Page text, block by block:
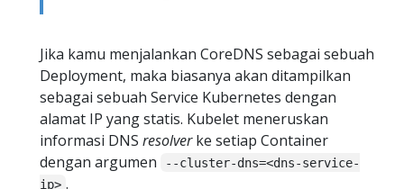
Jika kamu menjalankan CoreDNS sebagai sebuah
Deployment, maka biasanya akan ditampilkan
sebagai sebuah Service Kubernetes dengan
alamat IP yang statis. Kubelet meneruskan
informasi DNS resolverke setiap Container
dengan argumen
--cluster-dns=<dns-service-
ip> .